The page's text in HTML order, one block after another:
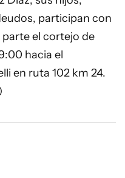
participan con
el cortejo de
hacia el
en ruta 102 km 24.